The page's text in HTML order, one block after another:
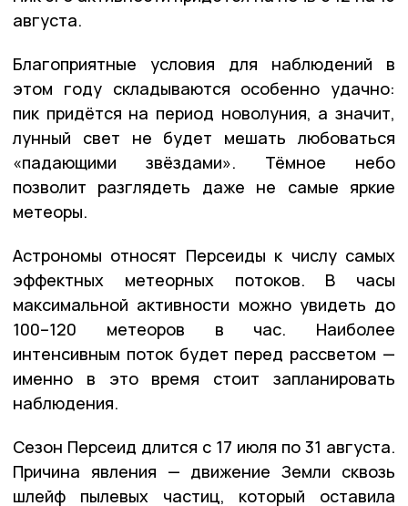
августа.
Благоприятные условия для наблюдений в
этом году складываются особенно удачно:
пик придётся на период новолуния, а значит,
лунный свет не будет мешать любоваться
«падающими звёздами». Тёмное небо
позволит разглядеть даже не самые яркие
метеоры.
Астрономы относят Персеиды к числу самых
эффектных метеорных потоков. В часы
максимальной активности можно увидеть до
100–120 метеоров в час. Наиболее
интенсивным поток будет перед рассветом —
именно в это время стоит запланировать
наблюдения.
Сезон Персеид длится с 17 июля по 31 августа.
Причина явления — движение Земли сквозь
шлейф пылевых частиц, который оставила